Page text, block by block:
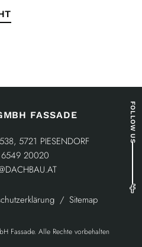
FASSADE
5721 PIESENDORF
20020
Sitemap
Fassade. Alle Rechte vorbehalten
FOLLOW US